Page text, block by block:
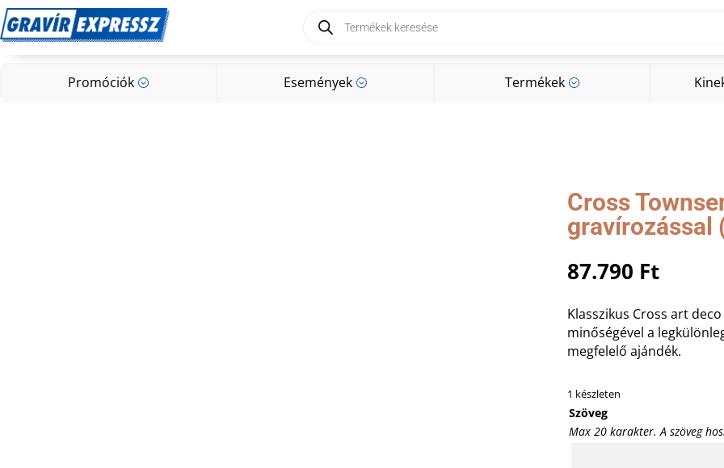
search
Promóciók ; Események ; Termékek ;
Promóciók; Események
Cross
gravírozással
87.790 Ft
Klasszikus Cross art
minőségével a
megfelelő ajándék.
1 készleten
Szöveg
Max 20 karakter. A szöveg